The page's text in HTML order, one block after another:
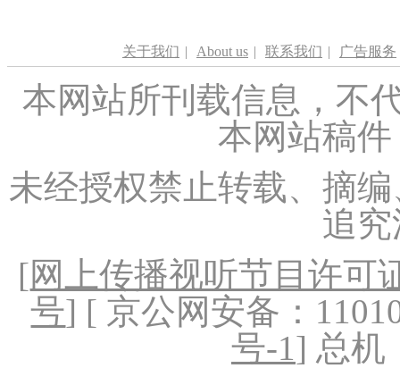
关于我们 | About us | 联系我们 | 广告服务
本网站所刊载信息，不
本网站稿
未经授权禁止转载、摘
追
[网上传播视听节目许可
号] [ 京公网安备：
号-1] 总机